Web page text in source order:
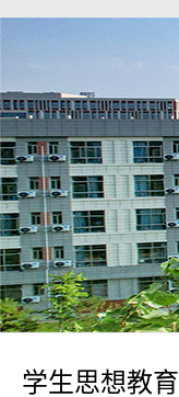
学生思想教育